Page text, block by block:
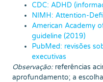
CDC: ADHD
NIMH: Attention-
American Academy
guideline (2019)
PubMed: revisões
executivas
Observação:referências
aprofundamento; a